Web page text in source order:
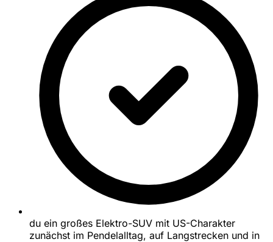
du ein großes Elektro-SUV mit US-Charakter
zunächst im Pendelalltag, auf Langstrecken und in